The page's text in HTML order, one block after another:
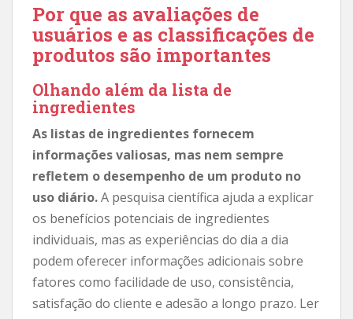
Por que as avaliações de
usuários e as classificações de
produtos são importantes
Olhando além da lista de
ingredientes
As listas de ingredientes fornecem
informações valiosas, mas nem sempre
refletem o desempenho de um produto no
uso diário.A pesquisa científica ajuda a explicar
os benefícios potenciais de ingredientes
individuais, mas as experiências do dia a dia
podem oferecer informações adicionais sobre
fatores como facilidade de uso, consistência,
satisfação do cliente e adesão a longo prazo. Ler